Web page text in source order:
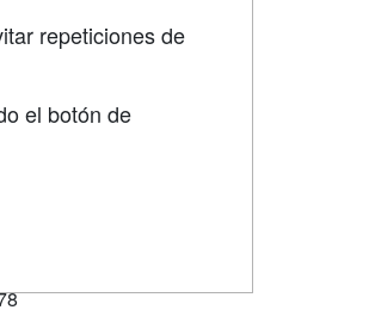
repeticiones de
el botón de